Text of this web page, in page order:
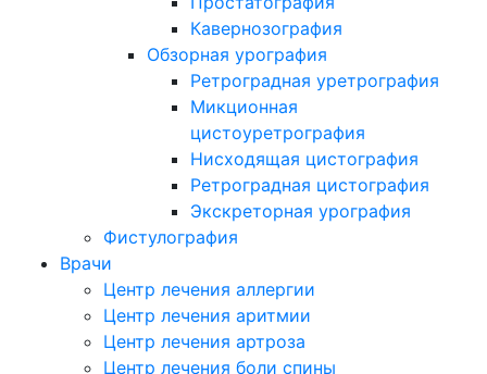
Кавернозография
Обзорная урография
Ретроградная уретрография
Микционная
цистоуретрография
Нисходящая цистография
Ретроградная цистография
Экскреторная урография
Фистулография
Врачи
Центр лечения аллергии
Центр лечения аритмии
Центр лечения артроза
Центр лечения боли спины